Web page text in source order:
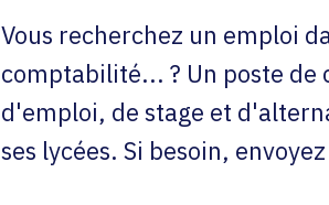
Vous recherchez un emploi
comptabilité... ? Un poste
d'emploi, de stage et
ses lycées. Si besoin,